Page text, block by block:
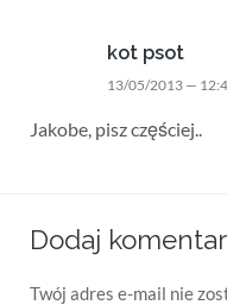
kot psot
13/05/2013 —
Jakobe, pisz częściej..
Dodaj
Twój adres e-mail nie